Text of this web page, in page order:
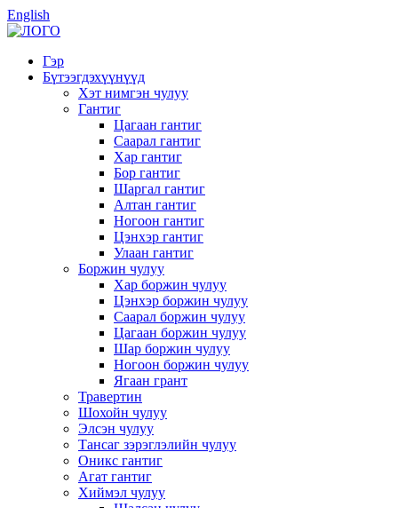
English
Гэр
Бүтээгдэхүүнүүд
Хэт нимгэн чулуу
Гантиг
Цагаан гантиг
Саарал гантиг
Хар гантиг
Бор гантиг
Шаргал гантиг
Алтан гантиг
Ногоон гантиг
Цэнхэр гантиг
Улаан гантиг
Боржин чулуу
Хар боржин чулуу
Цэнхэр боржин чулуу
Саарал боржин чулуу
Цагаан боржин чулуу
Шар боржин чулуу
Ногоон боржин чулуу
Ягаан грант
Травертин
Шохойн чулуу
Элсэн чулуу
Тансаг зэрэглэлийн чулуу
Оникс гантиг
Агат гантиг
Хиймэл чулуу